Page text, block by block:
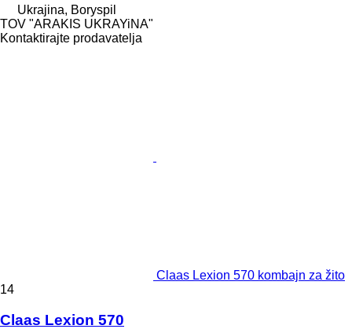
Ukrajina, Boryspil
TOV "ARAKIS UKRAYiNA"
Kontaktirajte prodavatelja
Claas Lexion 570 kombajn za žito
14
Claas Lexion 570